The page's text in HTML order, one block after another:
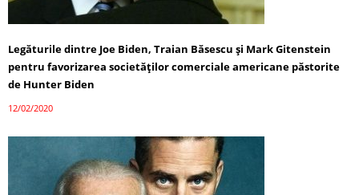
Legăturile dintre Joe Biden, Traian Băsescu și Mark Gitenstein
pentru favorizarea societăților comerciale americane păstorite
de Hunter Biden
12/02/2020